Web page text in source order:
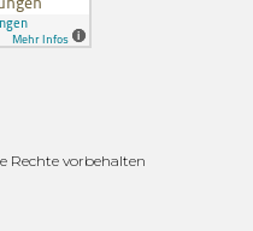
Rechte vorbehalten